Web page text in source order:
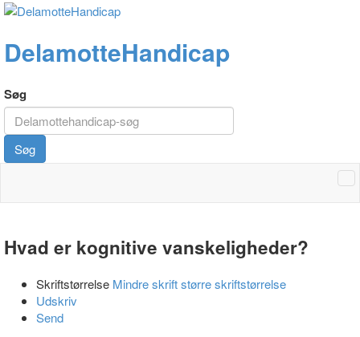
DelamotteHandicap
Søg
Søg
Hvad er kognitive vanskeligheder?
Skriftstørrelse Mindre skriftstørre skriftstørrelse
Udskriv
Send